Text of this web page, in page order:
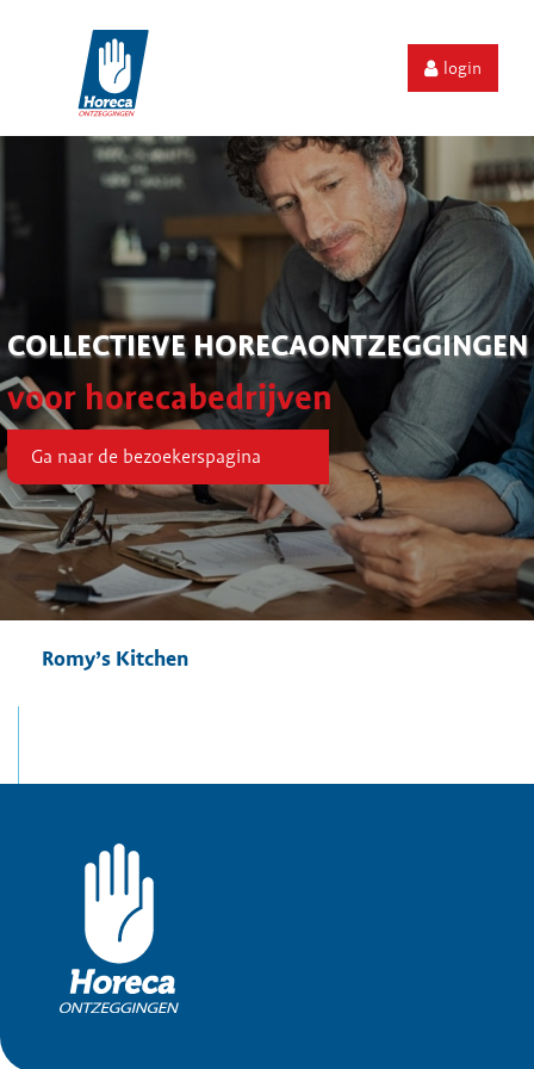
login
COLLECTIEVE HORECAONTZEGGINGEN
voor horecabedrijven
Ga naar de bezoekerspagina
Romy’s Kitchen